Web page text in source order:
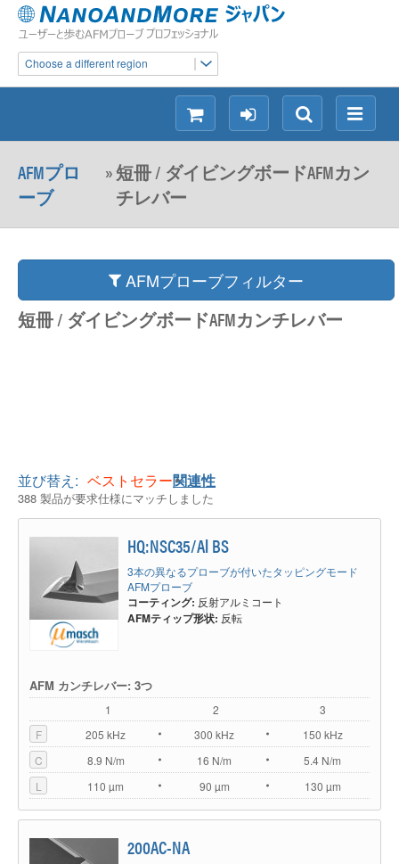
Choose a different region
メ
ニ
ュ
検
索
ロ
グ
イ
ン
シ
ョ
ッ
ピ
AFMプロ
ーブ
»短冊 / ダイビングボードAFMカン
チレバー
AFMプローブフィルター
短冊 / ダイビングボードAFMカンチレバー
並び替え: ベストセラー関連性
388 製品が要求仕様にマッチしました
HQ:NSC35/Al BS
3本の異なるプローブが付いたタッピングモード
AFMプローブ
コーティング: 反射アルミコート
AFMティップ形状: 反転
AFM カンチレバー: 3つ
1 2
3
F
205 kHz 300 kHz
150 kHz
C
8.9 N/m 16 N/m
5.4 N/m
L
110 µm 90 µm 130 µm
200AC-NA